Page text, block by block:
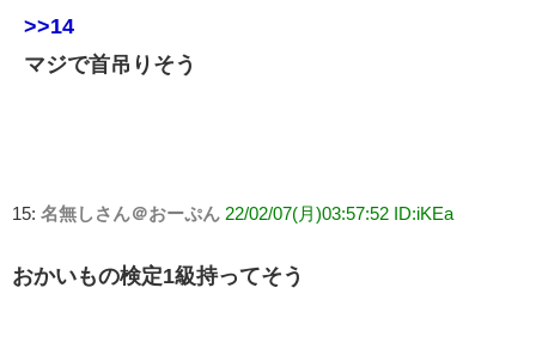
>>14
マジで首吊りそう
15: 名無しさん＠おーぷん 22/02/07(月)03:57:52 ID:iKEa
おかいもの検定1級持ってそう